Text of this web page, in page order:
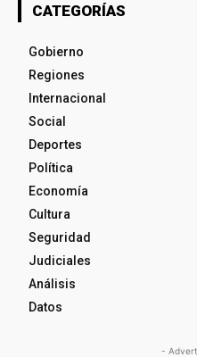
CATEGORÍAS
Gobierno
Regiones
Internacional
Social
Deportes
Política
Economía
Cultura
Seguridad
Judiciales
Análisis
Datos
-